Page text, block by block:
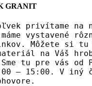
GRANIT
privítame na
vystavené
Môžete si
na Váš
tu pre vás od
– 15:00. V iný